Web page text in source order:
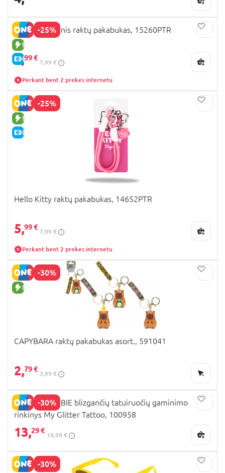
-25%
NAUJA PREKĖ
E-KAINA
Kuromi pliušinis raktų pakabukas, 15260PTR
5,99 €
7,99 €
Perkant bent 2 prekes internetu
-25%
NAUJA PREKĖ
E-KAINA
Hello Kitty raktų pakabukas, 14652PTR
5,99 €
7,99 €
Perkant bent 2 prekes internetu
-30%
NAUJA PREKĖ
CAPYBARA raktų pakabukas asort., 591041
2,79 €
3,99 €
-30%
LISCIANI BARBIE blizgančių tatuiruočių gaminimo
rinkinys My Glitter Tattoo, 100958
13,29 €
18,99 €
-30%